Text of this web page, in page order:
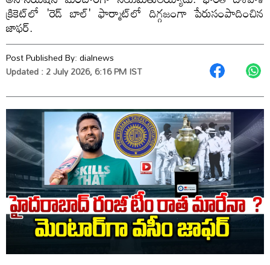
క్రికెట్‌లో 'రెడ్ బాల్' ఫార్మాట్‌లో దిగ్గజంగా పేరుసంపాదించిన
జాఫర్.
Post Published By:dialnews
Updated : 2 July 2026, 6:16 PM IST